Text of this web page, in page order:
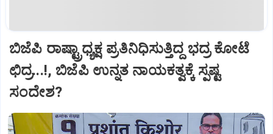
ಬಿಜೆಪಿ ರಾಷ್ಟ್ರಾಧ್ಯಕ್ಷ ಪ್ರತಿನಿಧಿಸುತ್ತಿದ್ದ ಭದ್ರ ಕೋಟೆ
ಛಿದ್ರ...!, ಬಿಜೆಪಿ ಉನ್ನತ ನಾಯಕತ್ವಕ್ಕೆ ಸ್ಪಷ್ಟ
ಸಂದೇಶ?